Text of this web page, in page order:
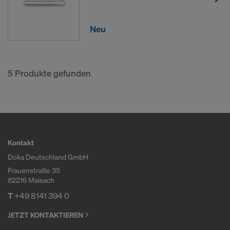
Neu
5 Produkte gefunden
Kontakt
Doka Deutschland GmbH
Frauenstraße 35
82216 Maisach
T+49 8141 394 0
JETZT KONTAKTIEREN